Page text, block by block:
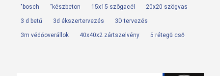
"bosch "készbeton 15x15 szögacél 20x20 szögvas
3 d betű 3d ékszertervezés 3D tervezés
3m védőoverállok 40x40x2 zártszelvény 5 rétegű cső